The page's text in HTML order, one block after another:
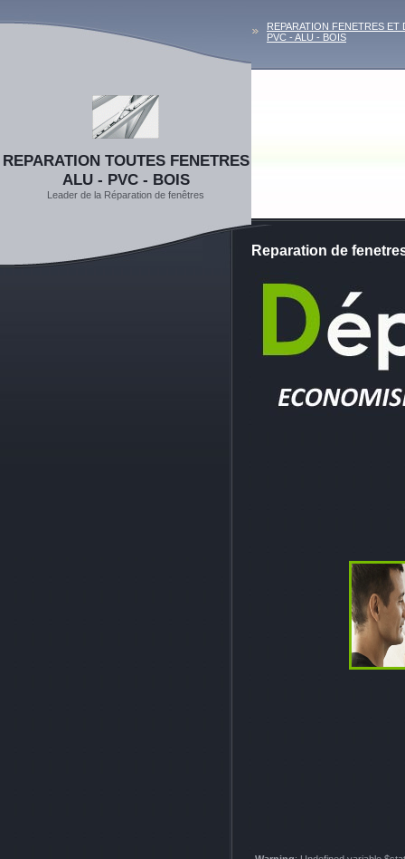
REPARATION FENETRES ET
PVC - ALU - BOIS
REPARATION TOUTES FENETRES
ALU - PVC - BOIS
Leader de la Réparation de fenêtres
Reparation de